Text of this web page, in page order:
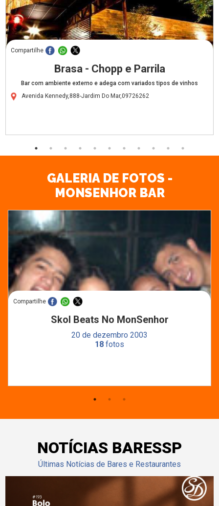
Compartilhe
Brasa - Chopp e Parrila
Bar com ambiente externo e adega com variados tipos de vinhos
Avenida Kennedy,888-Jardim Do Mar,09726262
GALERIA DE FOTOS -
MONSENHOR BAR
Compartilhe
Skol Beats No MonSenhor
20 de dezembro 2003
18 fotos
NOTÍCIAS BARESSP
Últimas Notícias de Bares e Restaurantes